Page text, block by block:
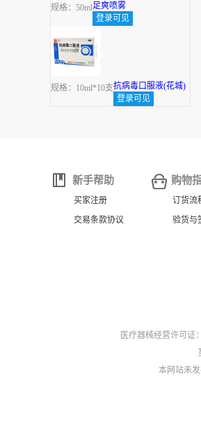
足爽喷雾
规格：50ml
登录可见
抗病毒口服液(花城)
规格：10ml*10支
登录可见
新手帮助
买家注册
交易条款协议
购物
订货流
验货与
医疗器械经营许可证：
本网站未